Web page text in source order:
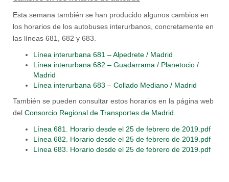
Esta semana también se han producido algunos cambios en
los horarios de los autobuses interurbanos, concretamente en
las líneas 681, 682 y 683.
Línea interurbana 681 – Alpedrete / Madrid
Línea interurbana 682 – Guadarrama / Planetocio /
Madrid
Línea interurbana 683 – Collado Mediano / Madrid
También se pueden consultar estos horarios en la página web
del Consorcio Regional de Transportes de Madrid.
Línea 681. Horario desde el 25 de febrero de 2019.pdf
Línea 682. Horario desde el 25 de febrero de 2019.pdf
Línea 683. Horario desde el 25 de febrero de 2019.pdf